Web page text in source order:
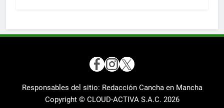
Responsables del sitio: Redacción Cancha en Mancha
Copyright © CLOUD-ACTIVA S.A.C. 2026